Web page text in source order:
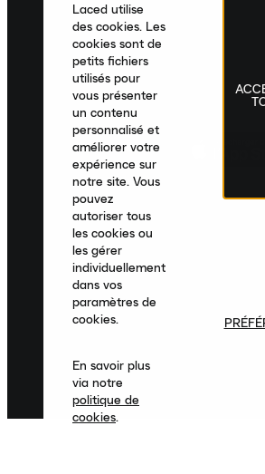
France|Français
Laced utilise
des cookies. Les
cookies sont de
petits fichiers
utilisés pour
vous présenter
un contenu
personnalisé et
améliorer votre
expérience sur
notre site. Vous
pouvez
autoriser tous
les cookies ou
les gérer
individuellement
dans vos
paramètres de
cookies.
En savoir plus
via notre
politique de
cookies.